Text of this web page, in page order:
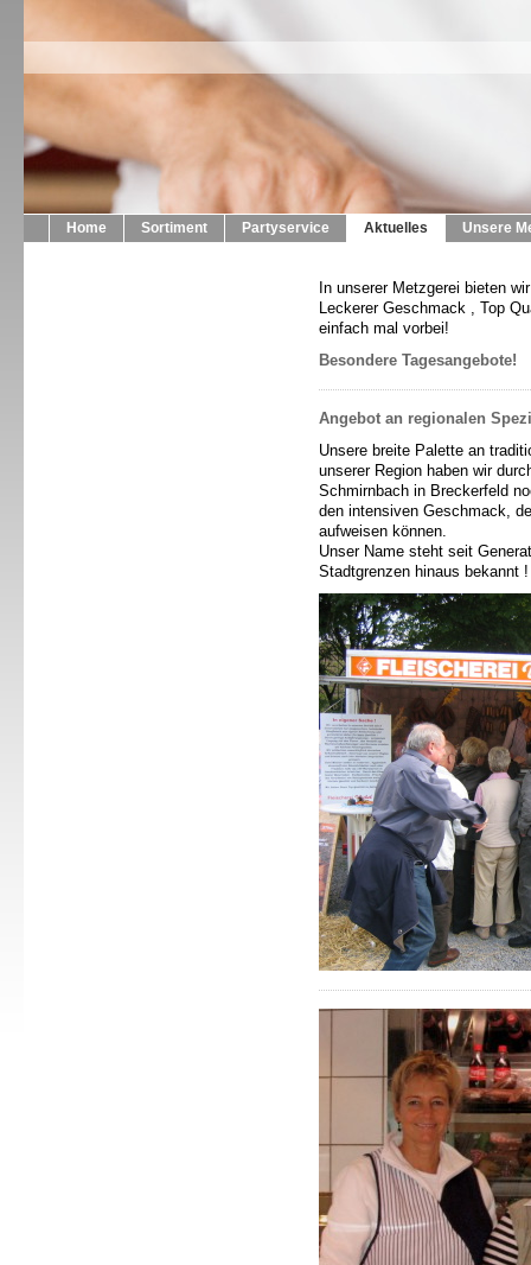
Home Sortiment Partyservice Aktuelles Unsere
In unserer Metzgerei bieten
Leckerer Geschmack , Top
einfach mal vorbei!
Besondere Tagesangebote!
Angebot an regionalen
Unsere breite Palette an
unserer Region haben wir
Schmirnbach in Breckerfeld
den intensiven Geschmack,
aufweisen können.
Unser Name steht seit
Stadtgrenzen hinaus bekannt !